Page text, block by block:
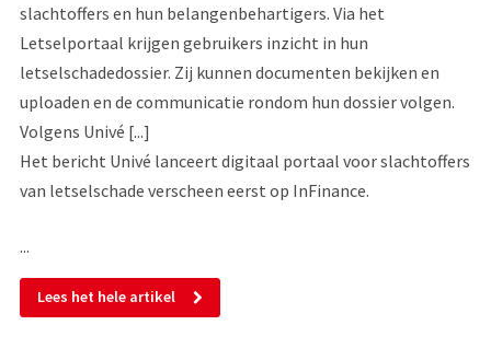
slachtoffers en hun belangenbehartigers. Via het
Letselportaal krijgen gebruikers inzicht in hun
letselschadedossier. Zij kunnen documenten bekijken en
uploaden en de communicatie rondom hun dossier volgen.
Volgens Univé [...]
Het bericht Univé lanceert digitaal portaal voor slachtoffers
van letselschade verscheen eerst op InFinance.
...
Lees het hele artikel